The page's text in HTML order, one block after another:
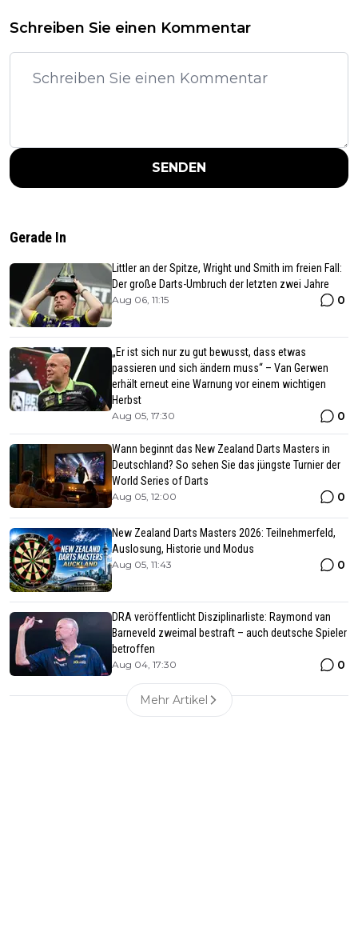
Schreiben Sie einen Kommentar
SENDEN
Gerade In
Littler an der Spitze, Wright und Smith im freien Fall:
Der große Darts-Umbruch der letzten zwei Jahre
Aug 06, 11:15 0
„Er ist sich nur zu gut bewusst, dass etwas
passieren und sich ändern muss“ – Van Gerwen
erhält erneut eine Warnung vor einem wichtigen
Herbst
Aug 05, 17:30 0
Wann beginnt das New Zealand Darts Masters in
Deutschland? So sehen Sie das jüngste Turnier der
World Series of Darts
Aug 05, 12:00 0
New Zealand Darts Masters 2026: Teilnehmerfeld,
Auslosung, Historie und Modus
Aug 05, 11:43 0
DRA veröffentlicht Disziplinarliste: Raymond van
Barneveld zweimal bestraft – auch deutsche Spieler
betroffen
Aug 04, 17:30 0
Mehr Artikel